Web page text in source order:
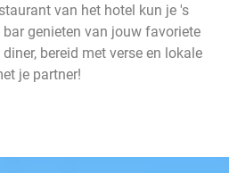
van het hotel kun je 's
genieten van jouw favoriete
bereid met verse en lokale
je partner!